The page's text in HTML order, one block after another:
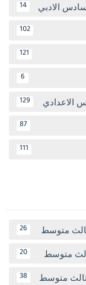
الادبي 14
102
121
6
الاعدادي 129
87
111
متوسط 26
متوسط 20
متوسط 38